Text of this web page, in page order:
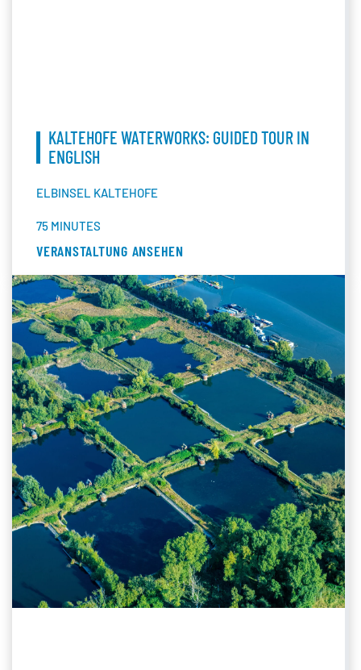
KALTEHOFE WATERWORKS: GUIDED TOUR IN
ENGLISH
ELBINSEL KALTEHOFE
75 MINUTES
VERANSTALTUNG ANSEHEN